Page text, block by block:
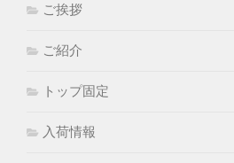
ご挨拶
ご紹介
トップ固定
入荷情報